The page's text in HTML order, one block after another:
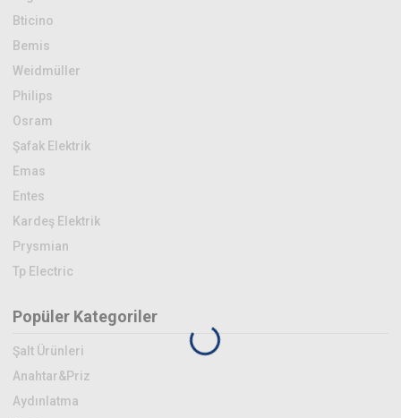
Bticino
Bemis
Weidmüller
Philips
Osram
Şafak Elektrik
Emas
Entes
Kardeş Elektrik
Prysmian
Tp Electric
Popüler Kategoriler
Şalt Ürünleri
Anahtar&Priz
Aydınlatma